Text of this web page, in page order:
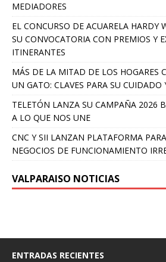
MEDIADORES
EL CONCURSO DE ACUARELA HARDY
SU CONVOCATORIA CON PREMIOS Y
ITINERANTES
MÁS DE LA MITAD DE LOS HOGARES
UN GATO: CLAVES PARA SU CUIDADO
TELETÓN LANZA SU CAMPAÑA 2026
A LO QUE NOS UNE
CNC Y SII LANZAN PLATAFORMA
NEGOCIOS DE FUNCIONAMIENTO
VALPARAISO NOTICIAS
ENTRADAS RECIENTES